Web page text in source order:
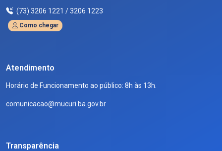
(73) 3206 1221 / 3206 1223
Como chegar
Atendimento
Horário de Funcionamento ao público: 8h às 13h.
comunicacao@mucuri.ba.gov.br
Transparência